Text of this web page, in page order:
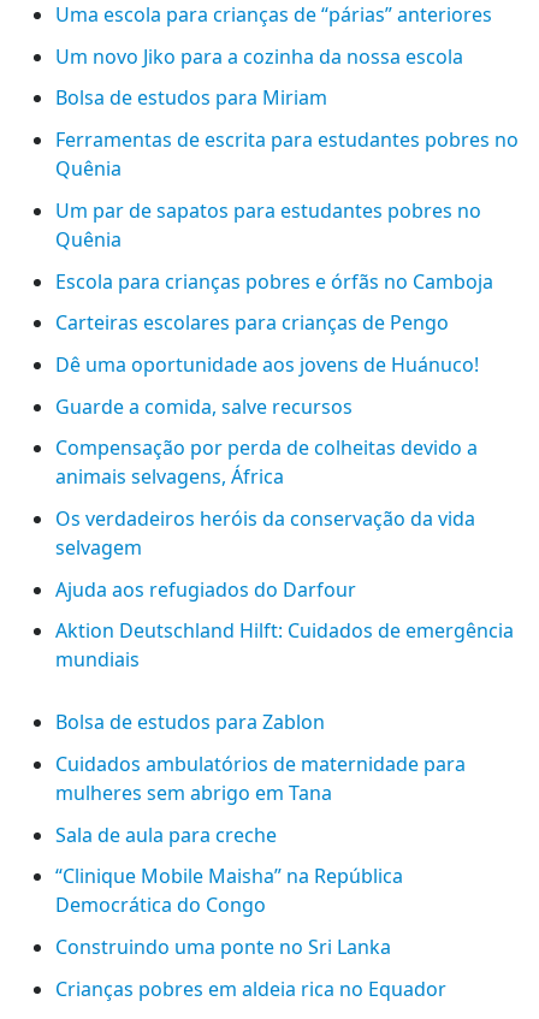
Uma escola para crianças de “párias” anteriores
Um novo Jiko para a cozinha da nossa escola
Bolsa de estudos para Miriam
Ferramentas de escrita para estudantes pobres no
Quênia
Um par de sapatos para estudantes pobres no
Quênia
Escola para crianças pobres e órfãs no Camboja
Carteiras escolares para crianças de Pengo
Dê uma oportunidade aos jovens de Huánuco!
Guarde a comida, salve recursos
Compensação por perda de colheitas devido a
animais selvagens, África
Os verdadeiros heróis da conservação da vida
selvagem
Ajuda aos refugiados do Darfour
Aktion Deutschland Hilft: Cuidados de emergência
mundiais
Bolsa de estudos para Zablon
Cuidados ambulatórios de maternidade para
mulheres sem abrigo em Tana
Sala de aula para creche
“Clinique Mobile Maisha” na República
Democrática do Congo
Construindo uma ponte no Sri Lanka
Crianças pobres em aldeia rica no Equador